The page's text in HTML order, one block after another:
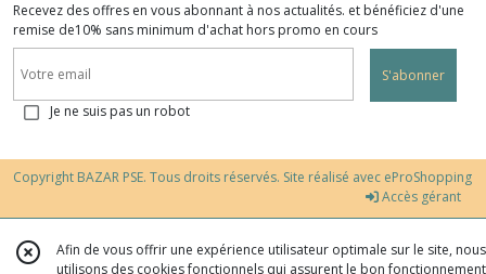
Recevez des offres en vous abonnant à nos actualités. et bénéficiez d'une
remise de10% sans minimum d'achat hors promo en cours
S'abonner
Je ne suis pas un robot
Copyright BAZAR PSE. Tous droits réservés. Site réalisé avec eProShopping
Accès gérant
Afin de vous offrir une expérience utilisateur optimale sur le site, nous
utilisons des cookies fonctionnels qui assurent le bon fonctionnement